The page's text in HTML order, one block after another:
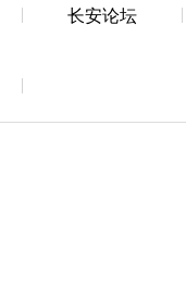
长安论坛